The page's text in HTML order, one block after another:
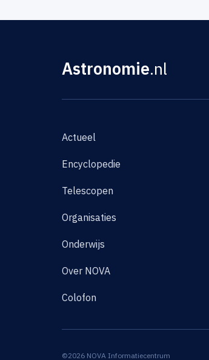
Astronomie.nl
Actueel
Encyclopedie
Telescopen
Organisaties
Onderwijs
Over NOVA
Colofon
©2026 NOVA Informatiecentrum